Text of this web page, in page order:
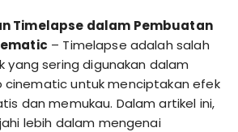
Timelapse dalam Pembuatan
– Timelapse adalah salah
yang sering digunakan dalam
untuk menciptakan efek
dan memukau. Dalam artikel ini,
lebih dalam mengenai